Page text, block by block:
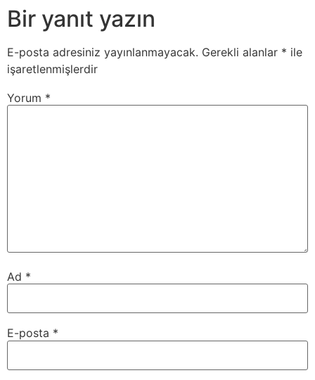
Bir yanıt yazın
E-posta adresiniz yayınlanmayacak. Gerekli alanlar * ile
işaretlenmişlerdir
Yorum *
Ad *
E-posta *